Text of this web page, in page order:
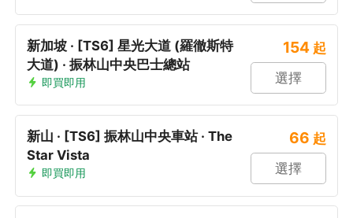
新加坡 · [TS6] 星光大道 (羅徹斯特
大道) · 振林山中央巴士總站
即買即用
154 起
選擇
新山 · [TS6] 振林山中央車站 · The
Star Vista
即買即用
66 起
選擇